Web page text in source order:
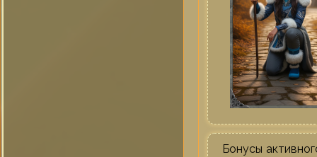
Бонусы